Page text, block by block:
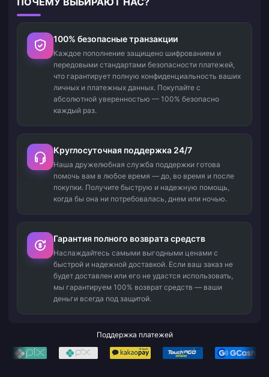
100% безопасные транзакции
Каждое пополнение защищено шифрованием и
передовыми стандартами безопасности платежей,
что гарантирует полную конфиденциальность ваших
личных и платежных данных. Покупайте с
абсолютной уверенностью — 100% безопасно
каждый раз.
Круглосуточная поддержка 24/7
Наша дружелюбная служба поддержки готова
помочь вам в любое время — до, во время и после
покупки. Получите быструю и надежную помощь,
когда бы она ни потребовалась, днем или ночью.
Гарантия полного возврата средств
Наслаждайтесь самыми выгодными ценами с
быстрой и надежной доставкой. Если ваш заказ не
будет доставлен или его не удастся использовать,
мы гарантируем 100% возврат средств — ваши
деньги всегда под защитой.
Поддержка платежей